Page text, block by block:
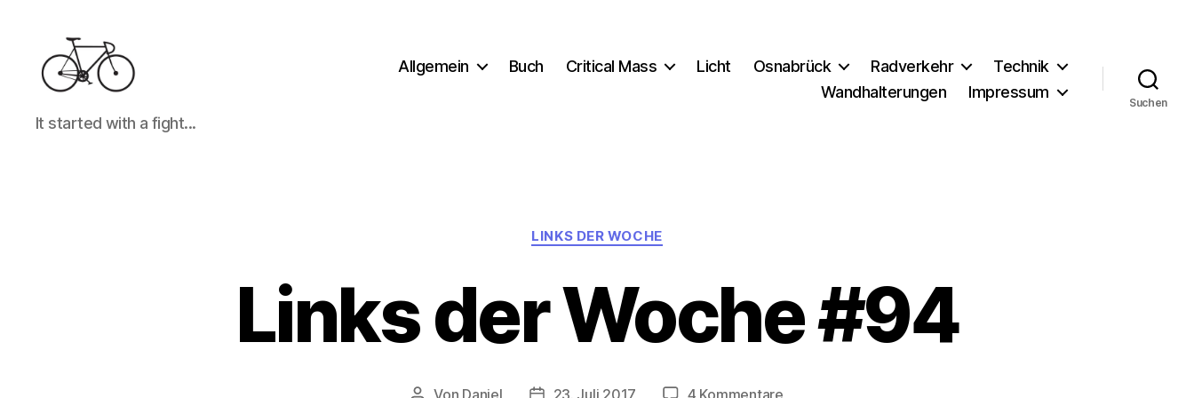
It
started
It started with a fight...
Allgemein Buch Critical Mass Licht Osnabrück Radverkehr
Technik
Wandhalterungen
Impressum
Suchen
Kategorien
LINKS DER WOCHE
Links der Woche #94
Von Daniel 23. Juli 2017 4 Kommentarezu